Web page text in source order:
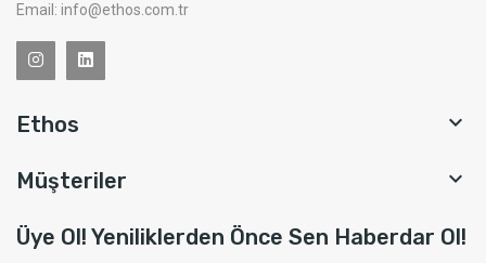
Email: info@ethos.com.tr
Ethos 
Müşteriler 
Üye Ol! Yeniliklerden Önce Sen Haberdar Ol!